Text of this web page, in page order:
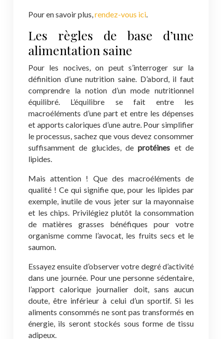
Pour en savoir plus,rendez-vous ici.
Les règles de base d’une
alimentation saine
Pour les nocives, on peut s’interroger sur la
définition d’une nutrition saine. D’abord, il faut
comprendre la notion d’un mode nutritionnel
équilibré. L’équilibre se fait entre les
macroéléments d’une part et entre les dépenses
et apports caloriques d’une autre. Pour simplifier
le processus, sachez que vous devez consommer
suffisamment de glucides, deprotéines et de
lipides.
Mais attention ! Que des macroéléments de
qualité ! Ce qui signifie que, pour les lipides par
exemple, inutile de vous jeter sur la mayonnaise
et les chips. Privilégiez plutôt la consommation
de matières grasses bénéfiques pour votre
organisme comme l’avocat, les fruits secs et le
saumon.
Essayez ensuite d’observer votre degré d’activité
dans une journée. Pour une personne sédentaire,
l’apport calorique journalier doit, sans aucun
doute, être inférieur à celui d’un sportif. Si les
aliments consommés ne sont pas transformés en
énergie, ils seront stockés sous forme de tissu
adipeux.